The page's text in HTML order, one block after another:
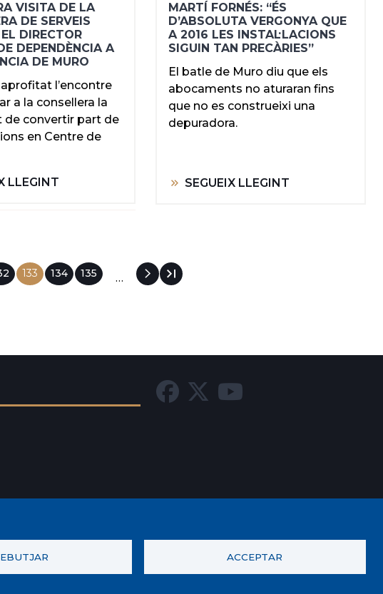
VISITA DE LA
DE SERVEIS
DIRECTOR
DEPENDÈNCIA A
DE MURO
l’encontre
a la consellera la
de convertir part de
en Centre de
LLEGINT
MARTÍ FORNÉS: “ÉS
D’ABSOLUTA VERGONYA QUE
A 2016 LES INSTAL·LACIONS
SIGUIN TAN PRECÀRIES”
El batle de Muro diu que els
abocaments no aturaran fins
que no es construeixi una
depuradora.
SEGUEIX LLEGINT
Pàgina
actual
133 Pàgina
134 Pàgina
135 …
ACCEPTAR